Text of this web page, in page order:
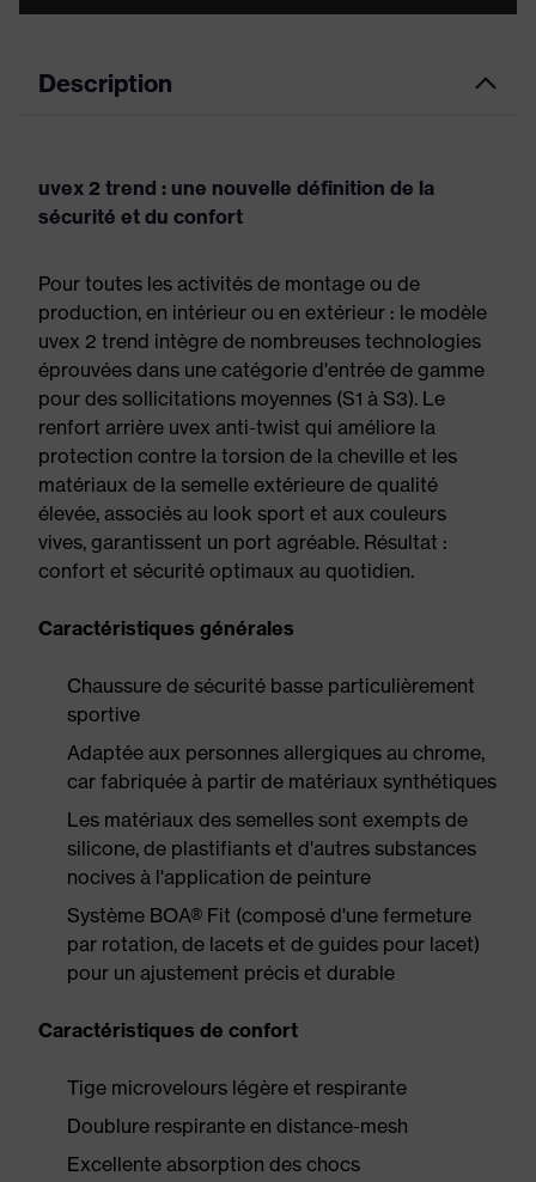
Description
uvex 2 trend : une nouvelle définition de la
sécurité et du confort
Pour toutes les activités de montage ou de
production, en intérieur ou en extérieur : le modèle
uvex 2 trend intègre de nombreuses technologies
éprouvées dans une catégorie d'entrée de gamme
pour des sollicitations moyennes (S1 à S3). Le
renfort arrière uvex anti-twist qui améliore la
protection contre la torsion de la cheville et les
matériaux de la semelle extérieure de qualité
élevée, associés au look sport et aux couleurs
vives, garantissent un port agréable. Résultat :
confort et sécurité optimaux au quotidien.
Caractéristiques générales
Chaussure de sécurité basse particulièrement
sportive
Adaptée aux personnes allergiques au chrome,
car fabriquée à partir de matériaux synthétiques
Les matériaux des semelles sont exempts de
silicone, de plastifiants et d'autres substances
nocives à l'application de peinture
Système BOA® Fit (composé d'une fermeture
par rotation, de lacets et de guides pour lacet)
pour un ajustement précis et durable
Caractéristiques de confort
Tige microvelours légère et respirante
Doublure respirante en distance-mesh
Excellente absorption des chocs